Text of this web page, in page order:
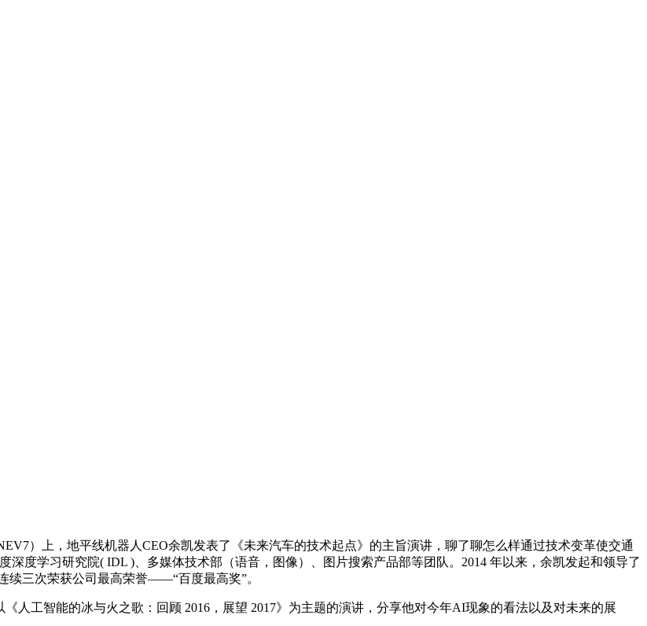
）上，地平线机器人CEO余凯发表了《未来汽车的技术起点》的主旨演讲，聊了聊怎么样通过技术变革使交通
度学习研究院( IDL )、多媒体技术部（语音，图像）、图片搜索产品部等团队。2014 年以来，余凯发起和领导了
续三次荣获公司最高荣誉——“百度最高奖”。
工智能的冰与火之歌：回顾 2016，展望 2017》为主题的演讲，分享他对今年AI现象的看法以及对未来的展